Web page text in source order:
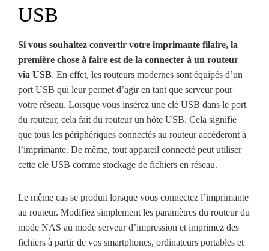
USB
Si vous souhaitez convertir votre imprimante filaire, la
première chose à faire est de la connecter à un routeur
via USB. En effet, les routeurs modernes sont équipés d’un
port USB qui leur permet d’agir en tant que serveur pour
votre réseau. Lorsque vous insérez une clé USB dans le port
du routeur, cela fait du routeur un hôte USB. Cela signifie
que tous les périphériques connectés au routeur accéderont à
l’imprimante. De même, tout appareil connecté peut utiliser
cette clé USB comme stockage de fichiers en réseau.
Le même cas se produit lorsque vous connectez l’imprimante
au routeur. Modifiez simplement les paramètres du routeur du
mode NAS au mode serveur d’impression et imprimez des
fichiers à partir de vos smartphones, ordinateurs portables et